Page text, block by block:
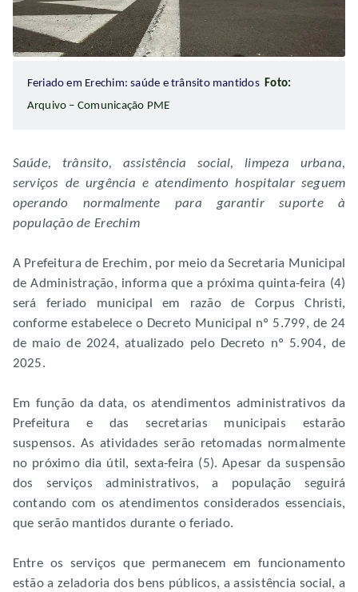
Feriado em Erechim: saúde e trânsito mantidosFoto:
Arquivo – Comunicação PME
Saúde, trânsito, assistência social, limpeza urbana,
serviços de urgência e atendimento hospitalar seguem
operando normalmente para garantir suporte à
população de Erechim
A Prefeitura de Erechim, por meio da Secretaria Municipal
de Administração, informa que a próxima quinta-feira (4)
será feriado municipal em razão de Corpus Christi,
conforme estabelece o Decreto Municipal nº 5.799, de 24
de maio de 2024, atualizado pelo Decreto nº 5.904, de
2025.
Em função da data, os atendimentos administrativos da
Prefeitura e das secretarias municipais estarão
suspensos. As atividades serão retomadas normalmente
no próximo dia útil, sexta-feira (5). Apesar da suspensão
dos serviços administrativos, a população seguirá
contando com os atendimentos considerados essenciais,
que serão mantidos durante o feriado.
Entre os serviços que permanecem em funcionamento
estão a zeladoria dos bens públicos, a assistência social, a